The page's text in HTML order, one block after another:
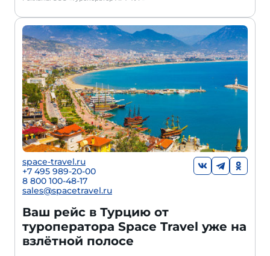
space-travel.ru
+7 495 989-20-00
8 800 100-48-17
sales@spacetravel.ru
Ваш рейс в Турцию от
туроператора Space Travel уже на
взлётной полосе